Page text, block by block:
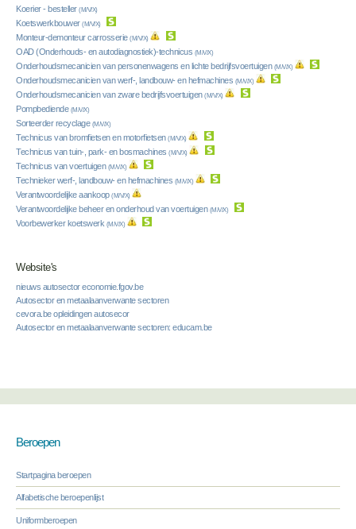
Koerier - besteller (M/V/X)
Koetswerkbouwer (M/V/X)
Monteur-demonteur carrosserie (M/V/X)
OAD (Onderhouds- en autodiagnostiek)-technicus (M/V/X)
Onderhoudsmecanicien van personenwagens en lichte bedrijfsvoertuigen (M/V/X)
Onderhoudsmecanicien van werf-, landbouw- en hefmachines (M/V/X)
Onderhoudsmecanicien van zware bedrijfsvoertuigen (M/V/X)
Pompbediende (M/V/X)
Sorteerder recyclage (M/V/X)
Technicus van bromfietsen en motorfietsen (M/V/X)
Technicus van tuin-, park- en bosmachines (M/V/X)
Technicus van voertuigen (M/V/X)
Technieker werf-, landbouw- en hefmachines (M/V/X)
Verantwoordelijke aankoop (M/V/X)
Verantwoordelijke beheer en onderhoud van voertuigen (M/V/X)
Voorbewerker koetswerk (M/V/X)
Website's
nieuws autosector economie.fgov.be
Autosector en metaalaanverwante sectoren
cevora.be opleidingen autosecor
Autosector en metaalaanverwante sectoren: educam.be
Beroepen
Startpagina beroepen
Alfabetische beroepenlijst
Uniformberoepen